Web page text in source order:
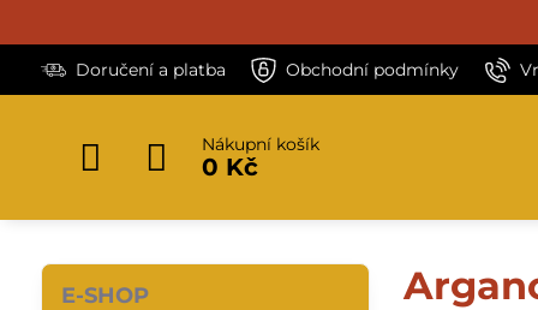
Doručení a platba Obchodní podmínky
Nákupní košík
0 Kč
E-SHOP